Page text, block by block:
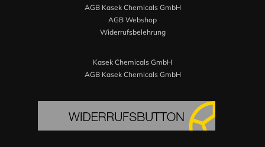
AGB Kasek Chemicals GmbH
AGB Webshop
Widerrufsbelehrung
Kasek Chemicals GmbH
AGB Kasek Chemicals GmbH